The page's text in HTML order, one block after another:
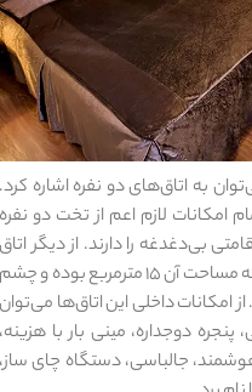
فارس؟
1402-12-20
قوم کرمانج و کردهای
خراسان
1402-09-22
سرزمین موج های آبی
مشهد